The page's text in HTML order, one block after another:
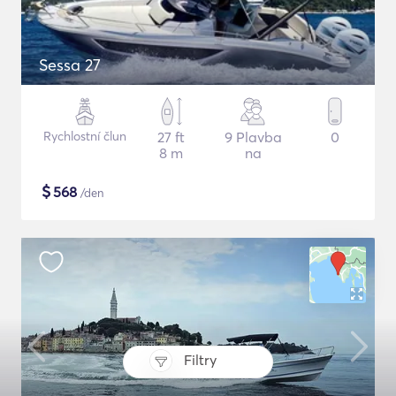
Filtry
Sessa 27
Rychlostní člun
27 ft
8 m
9 Plavba
na
0
$568 /den